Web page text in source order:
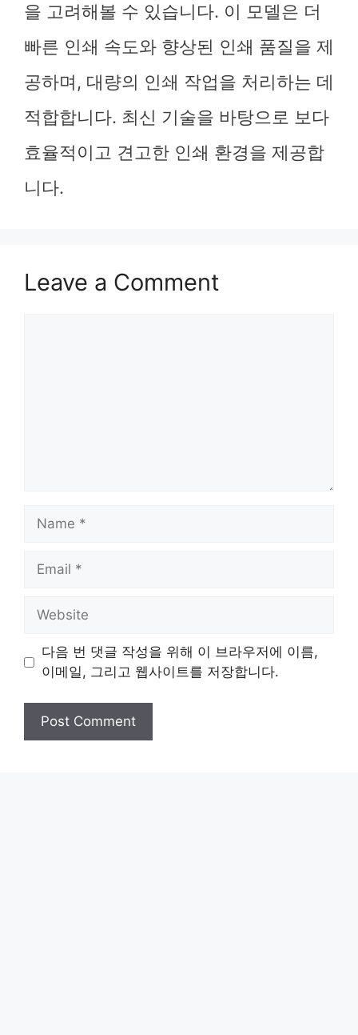
을 고려해볼 수 있습니다. 이 모델은 더
빠른 인쇄 속도와 향상된 인쇄 품질을 제
공하며, 대량의 인쇄 작업을 처리하는 데
적합합니다. 최신 기술을 바탕으로 보다
효율적이고 견고한 인쇄 환경을 제공합
니다.
Leave a Comment
Name
Email
Website
다음 번 댓글 작성을 위해 이 브라우저에 이름,
이메일, 그리고 웹사이트를 저장합니다.